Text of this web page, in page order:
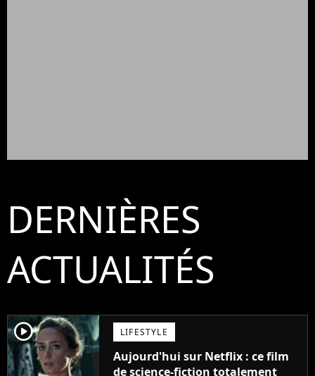
DERNIÈRES
ACTUALITÉS
player2 LIFESTYLE
Aujourd'hui sur Netflix : ce film
de science-fiction totalement